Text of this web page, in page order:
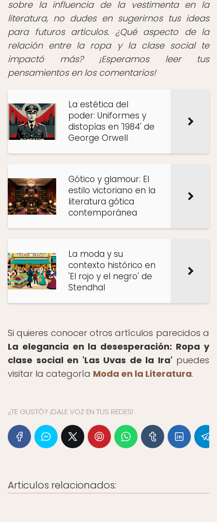
sobre la influencia de la vestimenta en la
literatura, no dudes en sugerirnos tus ideas
para futuros artículos. ¿Qué aspecto de la
relación entre la ropa y la clase social te
impactó más? ¡Esperamos leer tus
pensamientos en los comentarios!
La estética del
poder: Uniformes y
distopías en '1984' de
George Orwell
Gótico y glamour: El
estilo victoriano en la
literatura gótica
contemporánea
La moda y su
contexto histórico en
'El rojo y el negro' de
Stendhal
Si quieres conocer otros artículos parecidos a
La elegancia en la desesperación: Ropa y
clase social en 'Las Uvas de la Ira'puedes
visitar la categoría Moda en la Literatura.
¿TE GUSTÓ? ¡DALE VOZ EN TUS REDES!
Articulos relacionados: